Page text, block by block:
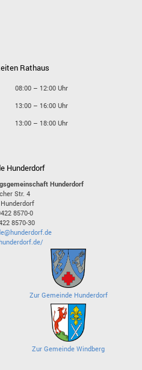
Rathaus
08:00 – 12:00 Uhr
13:00 – 16:00 Uhr
13:00 – 18:00 Uhr
Hunderdorf
Hunderdorf
Str. 4
Hunderdorf
8570-0
8570-30
Zur Gemeinde Hunderdorf
Zur Gemeinde Windberg